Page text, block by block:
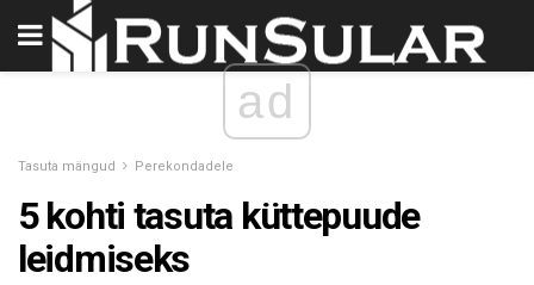
ad
Tasuta mängud Perekondadele
5 kohti tasuta küttepuude
leidmiseks